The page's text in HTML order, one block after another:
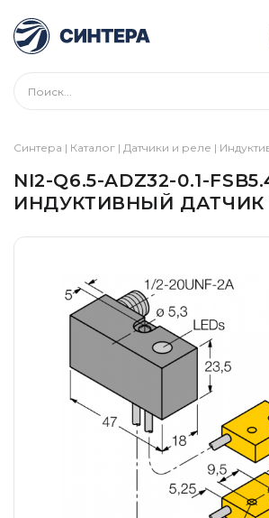
Синтера | Каталог | Датчики и реле |
NI2-Q6.5-ADZ32-0.1-
ИНДУКТИВНЫЙ ДАТЧИК